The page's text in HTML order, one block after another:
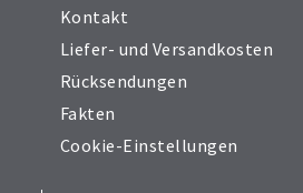
Kontakt
Liefer- und Versandkosten
Rücksendungen
Fakten
Cookie-Einstellungen